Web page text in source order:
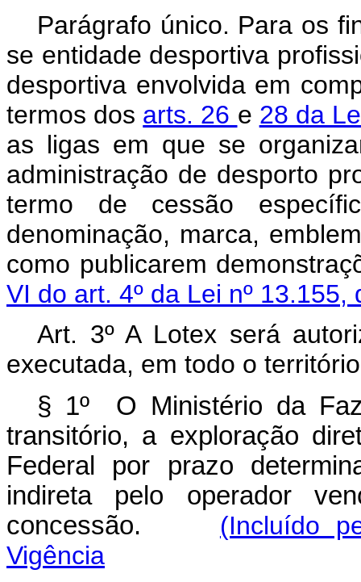
Parágrafo único. Para os
se entidade desportiva
desportiva envolvida em
termos dos arts. 26 e 28 da
as ligas em que se
administração de desporto
termo de cessão
denominação, marca,
como publicarem
VI do art. 4º da Lei nº
Art. 3º A Lotex será
executada, em todo o
§ 1º O Ministério da
transitório, a exploração
Federal por prazo
indireta pelo operador
concessão. (Incluído
Vigência